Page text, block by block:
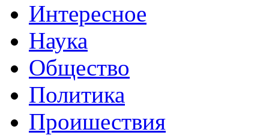
Интересное
Наука
Общество
Политика
Проишествия